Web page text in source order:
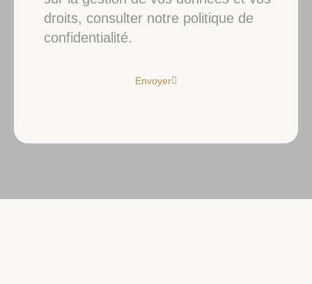
droits, consulter notre politique de
confidentialité.
Envoyer